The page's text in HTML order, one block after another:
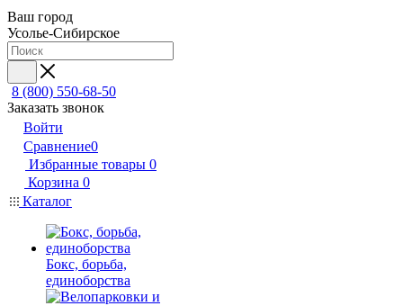
Ваш город
Усолье-Сибирское
8 (800) 550-68-50
Заказать звонок
Войти
Сравнение0
Избранные товары 0
Корзина 0
Каталог
Бокс, борьба,
единоборства